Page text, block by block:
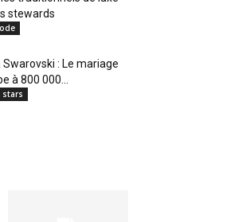
stewards
: Le mariage
à 800 000...
stars